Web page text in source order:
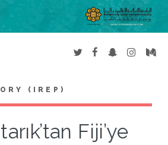
(IREP)
Fiji’ye